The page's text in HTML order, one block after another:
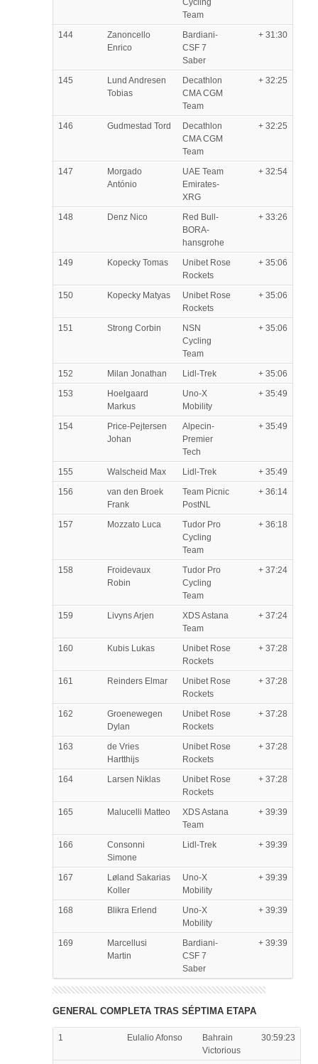
Cycling
Team
144
Zanoncello
Enrico
Bardiani-
CSF 7
Saber
+ 31:30
145
Lund Andresen
Tobias
Decathlon
CMA CGM
Team
+ 32:25
146 Gudmestad Tord
Decathlon
CMA CGM
Team
+ 32:25
147
Morgado
António
UAE Team
Emirates-
XRG
+ 32:54
148 Denz Nico
Red Bull-
BORA-
hansgrohe
+ 33:26
149 Kopecky Tomas
Unibet Rose
Rockets
+ 35:06
150 Kopecky Matyas
Unibet Rose
Rockets
+ 35:06
151 Strong Corbin
NSN
Cycling
Team
+ 35:06
152 Milan Jonathan Lidl-Trek
+ 35:06
153
Hoelgaard
Markus
Uno-X
Mobility
+ 35:49
154
Price-Pejtersen
Johan
Alpecin-
Premier
Tech
+ 35:49
155 Walscheid Max Lidl-Trek
+ 35:49
156
van den Broek
Frank
Team Picnic
PostNL
+ 36:14
157 Mozzato Luca
Tudor Pro
Cycling
Team
+ 36:18
158
Froidevaux
Robin
Tudor Pro
Cycling
Team
+ 37:24
159 Livyns Arjen
XDS Astana
Team
+ 37:24
160 Kubis Lukas
Unibet Rose
Rockets
+ 37:28
161 Reinders Elmar
Unibet Rose
Rockets
+ 37:28
162
Groenewegen
Dylan
Unibet Rose
Rockets
+ 37:28
163
de Vries
Hartthijs
Unibet Rose
Rockets
+ 37:28
164 Larsen Niklas
Unibet Rose
Rockets
+ 37:28
165 Malucelli Matteo
XDS Astana
Team
+ 39:39
166
Consonni
Simone
Lidl-Trek + 39:39
167
Løland Sakarias
Koller
Uno-X
Mobility
+ 39:39
168 Blikra Erlend
Uno-X
Mobility
+ 39:39
169
Marcellusi
Martin
Bardiani-
CSF 7
Saber
+ 39:39
GENERAL COMPLETA TRAS SÉPTIMA ETAPA
1 Eulalio Afonso
Bahrain
Victorious
30:59:23